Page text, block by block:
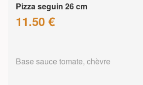
Pizza seguin 26 cm
11.50 €
Base sauce tomate, chèvre